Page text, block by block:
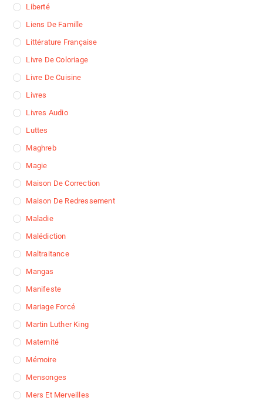
Liberté
Liens De Famille
Littérature Française
Livre De Coloriage
Livre De Cuisine
Livres
Livres Audio
Luttes
Maghreb
Magie
Maison De Correction
Maison De Redressement
Maladie
Malédiction
Maltraitance
Mangas
Manifeste
Mariage Forcé
Martin Luther King
Maternité
Mémoire
Mensonges
Mers Et Merveilles